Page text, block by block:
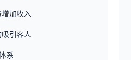
加收入
引客人
系